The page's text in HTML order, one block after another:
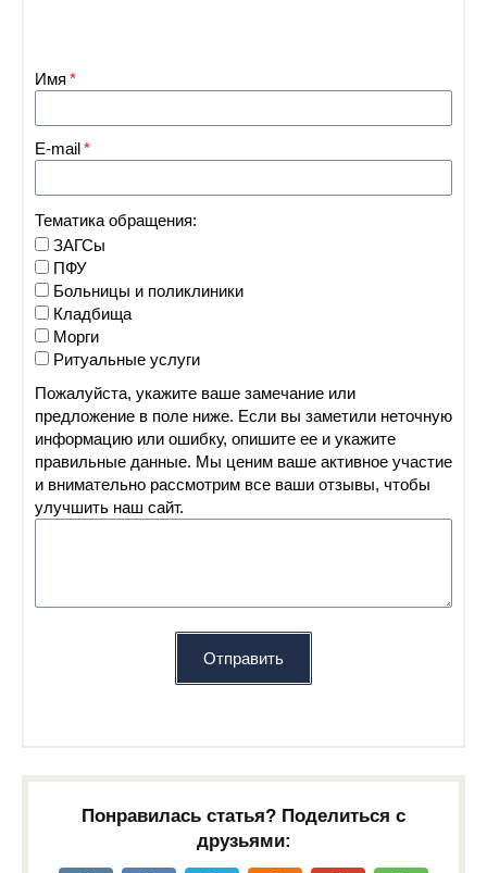
Имя
E-mail
Тематика обращения:
ЗАГСы
ПФУ
Больницы и поликлиники
Кладбища
Морги
Ритуальные услуги
Пожалуйста, укажите ваше замечание или
предложение в поле ниже. Если вы заметили неточную
информацию или ошибку, опишите ее и укажите
правильные данные. Мы ценим ваше активное участие
и внимательно рассмотрим все ваши отзывы, чтобы
улучшить наш сайт.
Отправить
Понравилась статья? Поделиться с
друзьями: